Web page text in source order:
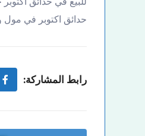
حدائق اكتوبر في مول وين بلازا حوالي 34,576,667 جنيه، وهو من
رابط المشاركة: